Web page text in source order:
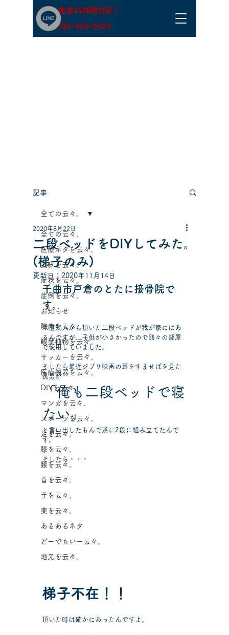
急患24時間対応！
​026-466-6424
記事
全ての云々。
医療ネタを云々。
業界を云々。
症状を云々。
症例を云々。
お知らせ
院内を云々。
観葉植物を云々。
サッカーを云々。
医療機器を云々。
DIYを云々。
マンガを云々。
スポーツを云々。
足を云々。
膝を云々。
腰を云々。
首を云々。
手を云々。
薬を云々。
あるあるネタ
どーでもいー云々。
地元を云々。
全ての云々。
二段ベッドをDIYしてみた。
(梯子のみ)
2020年8月22日
更新日： 2020年11月14日
千曲市戸倉のとたに接骨院で
す。
以前知人から頂いた二段ベッドが我が家にはあ
るんですが、子供が小さかったので別々の部屋
で使用していました。
そしたら最近ジブリ映画の耳をすませばを見た
長男が
「俺も二段ベッドで寝
たい」
と言い出したもんで遂に2段に組み立てたんで
す。
そしたら・・・
梯子不在！！
頂いた時は確かにあったんですよ。